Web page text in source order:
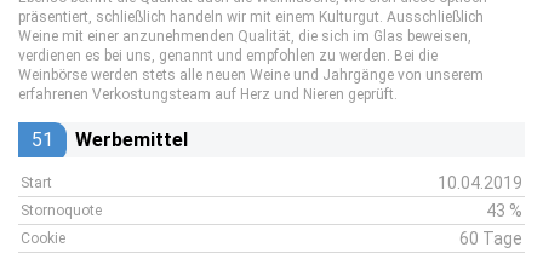
präsentiert, schließlich handeln wir mit einem Kulturgut. Ausschließlich
Weine mit einer anzunehmenden Qualität, die sich im Glas beweisen,
verdienen es bei uns, genannt und empfohlen zu werden. Bei die
Weinbörse werden stets alle neuen Weine und Jahrgänge von unserem
erfahrenen Verkostungsteam auf Herz und Nieren geprüft.
51 Werbemittel
Start 10.04.2019
Stornoquote 43 %
Cookie 60 Tage